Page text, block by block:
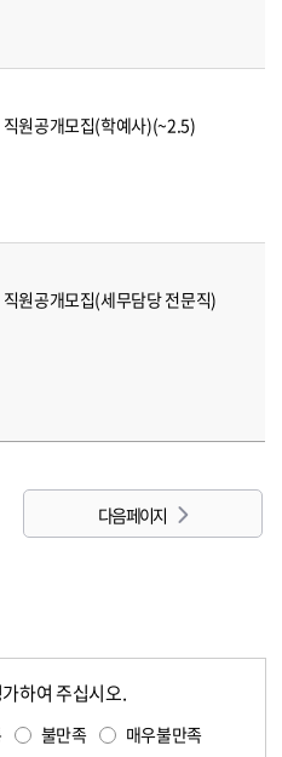
원공개모집(학예사)(~2.5)
원공개모집(세무담당 전문직)
다음 페이지
하여 주십시오.
불만족 매우불만족